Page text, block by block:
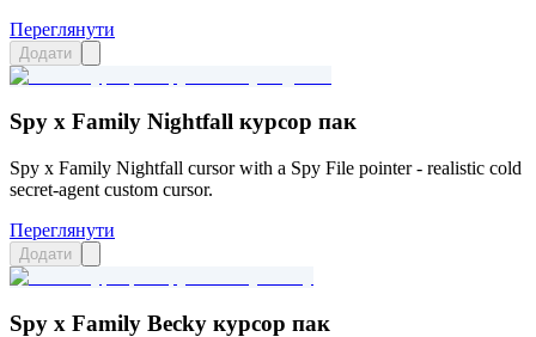
Переглянути
Додати
Spy x Family Nightfall курсор пак
Spy x Family Nightfall cursor with a Spy File pointer - realistic cold
secret-agent custom cursor.
Переглянути
Додати
Spy x Family Becky курсор пак